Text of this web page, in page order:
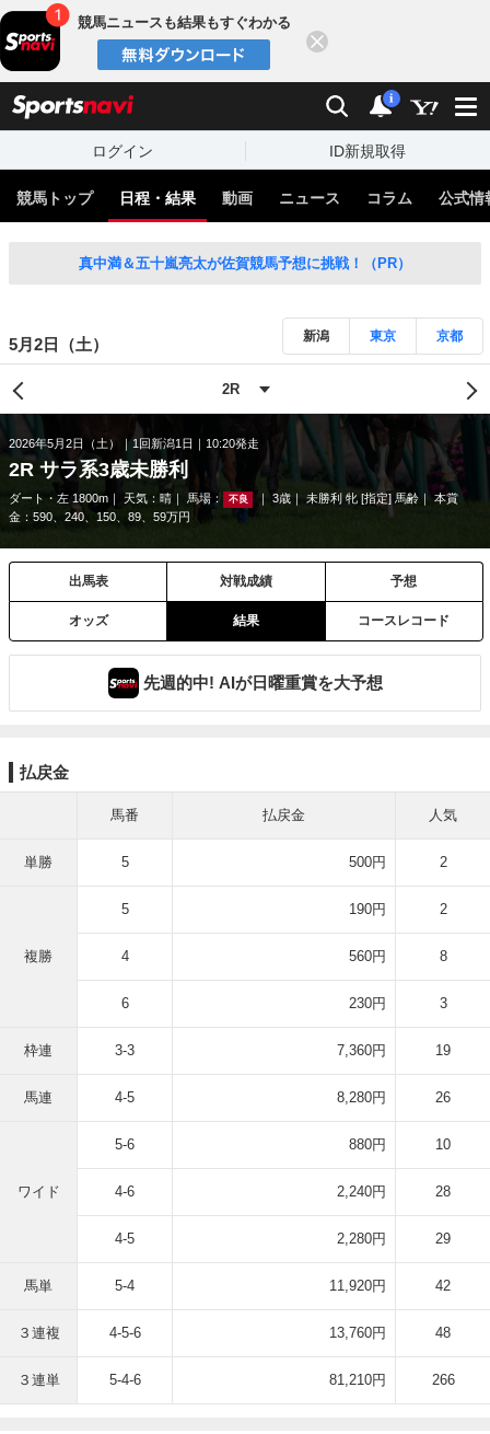
競馬ニュースも結果もすぐわかる
検索 通知
i
ログイン ID新規取得
競馬トップ 日程・結果 動画 ニュース コラム 公式情
真中満＆五十嵐亮太が佐賀競馬予想に挑戦！（PR）
5月2日（土） 新潟 東京 京都
2026年5月2日（土） 1回新潟1日 10:20発走
2R サラ系3歳未勝利
ダート・左 1800m 天気： 晴 馬場： 不良 3歳 未勝利 牝 [指定] 馬齢
本賞
金：590、240、150、89、59万円
出馬表 対戦成績 予想
オッズ 結果 コースレコード
先週的中! AIが日曜重賞を大予想
払戻金
馬番 払戻金 人気
単勝 5 500円 2
複勝
5 190円 2
4 560円 8
6 230円 3
枠連 3-3 7,360円 19
馬連 4-5 8,280円 26
ワイド
5-6 880円 10
4-6 2,240円 28
4-5 2,280円 29
馬単 5-4 11,920円 42
３連複 4-5-6 13,760円 48
３連単 5-4-6 81,210円 266